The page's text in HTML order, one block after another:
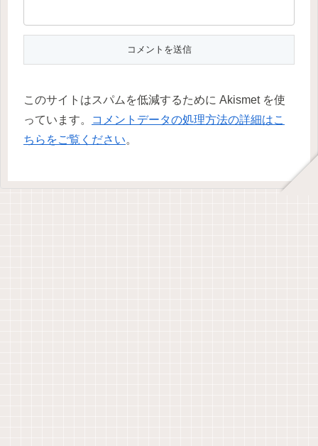
このサイトはスパムを低減するために Akismet を使
っています。
コメントデータの処理方法の詳細はこ
ちらをご覧ください。